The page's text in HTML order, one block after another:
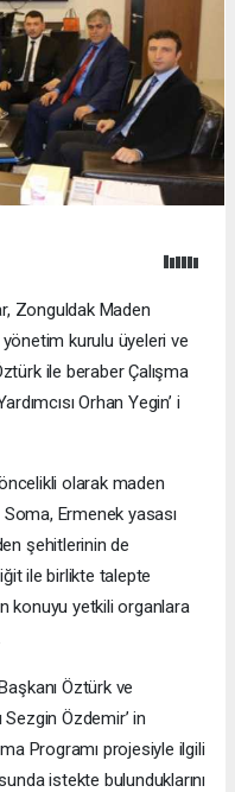
Zonguldak Maden
kurulu üyeleri ve
ile beraber Çalışma
Orhan Yegin’ i
öncelikli olarak maden
Ermenek yasası
şehitlerinin de
ile birlikte talepte
konuyu yetkili organlara
Öztürk ve
Sezgin Özdemir’ in
Programı projesiyle ilgili
istekte bulunduklarını